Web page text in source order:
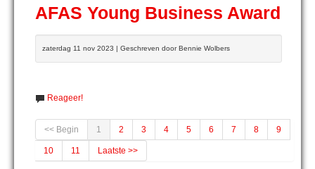
AFAS Young Business Award
zaterdag 11 nov 2023 | Geschreven door Bennie Wolbers
Reageer!
<< Begin 1 2 3 4 5 6 7 8 9
10 11 Laatste >>